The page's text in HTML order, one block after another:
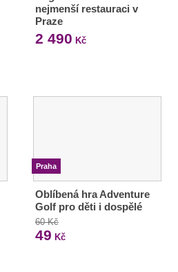
nejmenší restauraci v
Praze
2 490 Kč
Praha
Oblíbená hra Adventure
Golf pro děti i dospělé
60 Kč
49 Kč